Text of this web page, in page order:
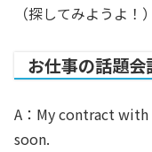
（探してみようよ！）
お仕事の話題会
A：My contract
soon.